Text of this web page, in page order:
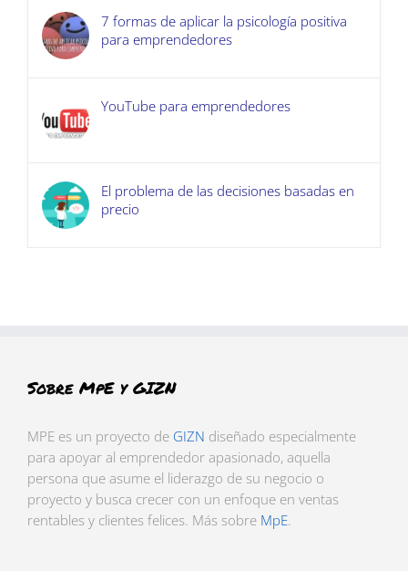
7 formas de aplicar la psicología positiva
para emprendedores
YouTube para emprendedores
El problema de las decisiones basadas en
precio
Sobre MpE y GIZN
MPE es un proyecto de GIZN diseñado especialmente
para apoyar al emprendedor apasionado, aquella
persona que asume el liderazgo de su negocio o
proyecto y busca crecer con un enfoque en ventas
rentables y clientes felices. Más sobre MpE.